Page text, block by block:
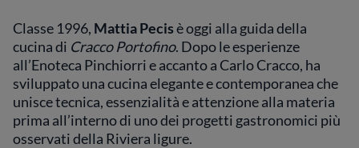
Classe 1996, Mattia Pecisè oggi alla guida della
cucina di Cracco Portofino. Dopo le esperienze
all’Enoteca Pinchiorri e accanto a Carlo Cracco, ha
sviluppato una cucina elegante e contemporanea che
unisce tecnica, essenzialità e attenzione alla materia
prima all’interno di uno dei progetti gastronomici più
osservati della Riviera ligure.